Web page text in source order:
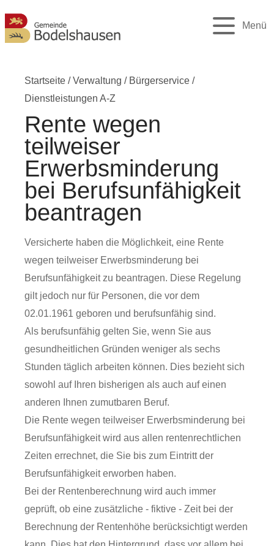
Menü
Startseite /Verwaltung / Bürgerservice /
Dienstleistungen A-Z
Rente wegen
teilweiser
Erwerbsminderung
bei Berufsunfähigkeit
beantragen
Versicherte haben die Möglichkeit, eine Rente
wegen teilweiser Erwerbsminderung bei
Berufsunfähigkeit zu beantragen. Diese Regelung
gilt jedoch nur für Personen, die vor dem
02.01.1961 geboren und berufsunfähig sind.
Als berufsunfähig gelten Sie, wenn Sie aus
gesundheitlichen Gründen weniger als sechs
Stunden täglich arbeiten können. Dies bezieht sich
sowohl auf Ihren bisherigen als auch auf einen
anderen Ihnen zumutbaren Beruf.
Die Rente wegen teilweiser Erwerbsminderung bei
Berufsunfähigkeit wird aus allen rentenrechtlichen
Zeiten errechnet, die Sie bis zum Eintritt der
Berufsunfähigkeit erworben haben.
Bei der Rentenberechnung wird auch immer
geprüft, ob eine zusätzliche - fiktive - Zeit bei der
Berechnung der Rentenhöhe berücksichtigt werden